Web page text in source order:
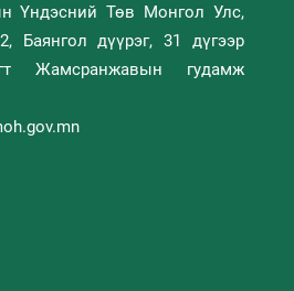
Үндэсний Төв Монгол Улс,
Баянгол дүүрэг, 31 дүгээр
Жамсранжавын гудамж